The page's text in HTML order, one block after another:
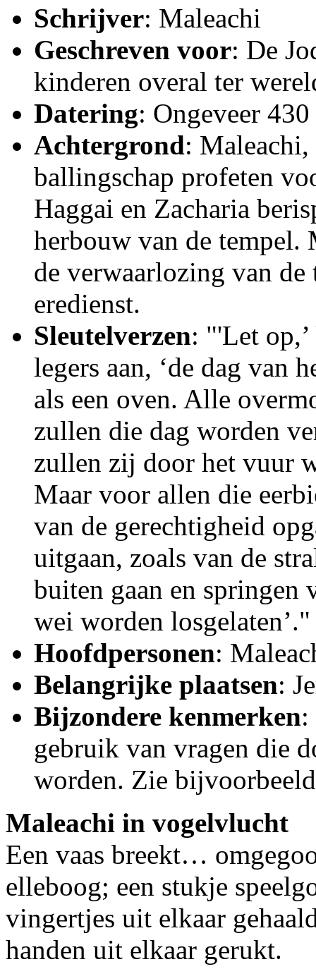
Schrijver: Maleachi
Geschreven voor: De
kinderen overal ter
Datering: Ongeveer
Achtergrond: Maleachi,
ballingschap profeten
Haggai en Zacharia
herbouw van de tempel.
de verwaarlozing van de
eredienst.
Sleutelverzen: "'Let
legers aan, ‘de dag van
als een oven. Alle
zullen die dag worden
zullen zij door het vuur
Maar voor allen die
van de gerechtigheid
uitgaan, zoals van de
buiten gaan en springen
wei worden
Hoofdpersonen:
Belangrijke plaatsen:
Bijzondere kenmerken:
gebruik van vragen die
worden. Zie
Maleachi in vogelvlucht
Een vaas breekt…
elleboog; een stukje
vingertjes uit elkaar
handen uit elkaar gerukt.